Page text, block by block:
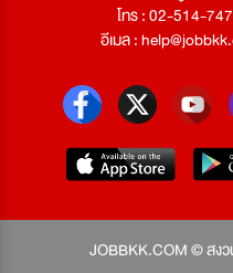
โทร : 02-514-
อีเมล :
JOBBKK.COM © สง